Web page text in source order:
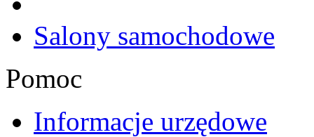
Salony samochodowe
Pomoc
Informacje urzędowe